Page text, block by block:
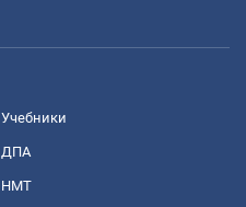
Учебники
ДПА
НМТ